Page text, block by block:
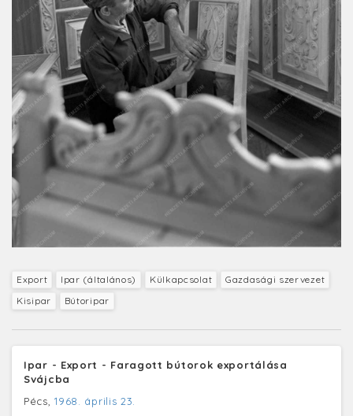
Export Ipar (általános) Külkapcsolat
Gazdasági szervezet
Kisipar
Bútoripar
Ipar - Export - Faragott bútorok exportálása
Svájcba
Pécs,1968. április 23.